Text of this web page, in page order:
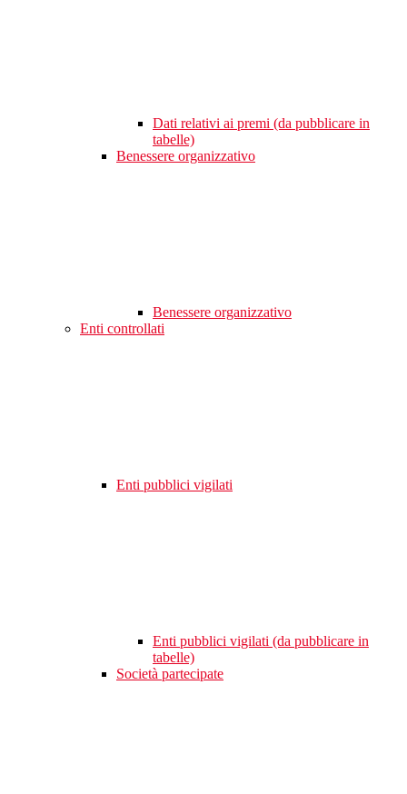
Dati relativi ai premi (da pubblicare in
tabelle)
Benessere organizzativo
Benessere organizzativo
Enti controllati
Enti pubblici vigilati
Enti pubblici vigilati (da pubblicare in
tabelle)
Società partecipate